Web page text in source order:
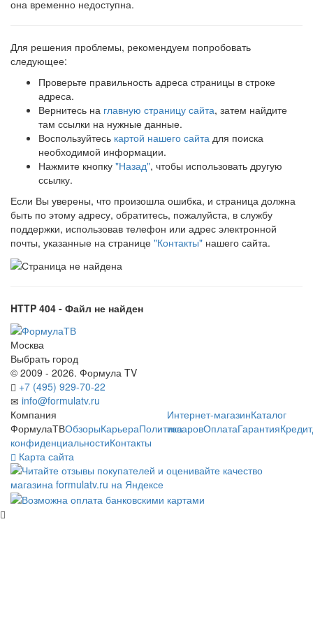
она временно недоступна.
Для решения проблемы, рекомендуем попробовать
следующее:
Проверьте правильность адреса страницы в строке
адреса.
Вернитесь на главную страницу сайта, затем найдите
там ссылки на нужные данные.
Воспользуйтесь картой нашего сайта для поиска
необходимой информации.
Нажмите кнопку "Назад", чтобы использовать другую
ссылку.
Если Вы уверены, что произошла ошибка, и страница должна
быть по этому адресу, обратитесь, пожалуйста, в службу
поддержки, использовав телефон или адрес электронной
почты, указанные на странице "Контакты" нашего сайта.
HTTP 404 - Файл не найден
Москва
Выбрать город
© 2009 - 2026. Формула TV
+7 (495) 929-70-22
info@formulatv.ru
Компания
ФормулаТВОбзорыКарьераПолитика
конфиденциальностиКонтакты
Интернет-магазинКаталог
товаровОплатаГарантияКредит
Карта сайта